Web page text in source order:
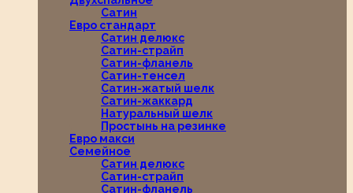
Сатин
Евро стандарт
Сатин делюкс
Сатин-страйп
Сатин-фланель
Сатин-тенсел
Сатин-жатый шелк
Сатин-жаккард
Натуральный шелк
Простынь на резинке
Евро макси
Семейное
Сатин делюкс
Сатин-страйп
Сатин-фланель